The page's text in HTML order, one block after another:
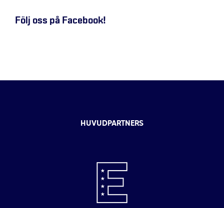
Följ oss på Facebook!
HUVUDPARTNERS